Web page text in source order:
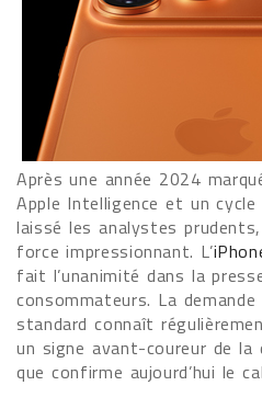
Après une année 2024
Apple Intelligence et un
laissé les analystes
force impressionnant. L’
fait l’unanimité dans la
consommateurs. La
standard connaît
un signe avant-coureur de la
que confirme aujourd’hui le